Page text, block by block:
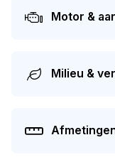
tenaamstelling van
APK is geldig tot
Motor &
Milieu &